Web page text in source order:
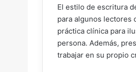
El estilo de escritura
para algunos lectores
práctica clínica para
persona. Además,
trabajar en su propio